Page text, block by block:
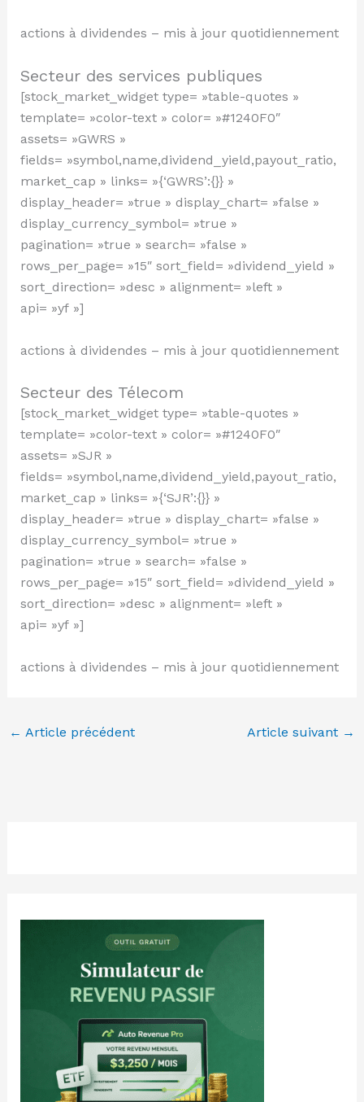
actions à dividendes – mis à jour quotidiennement
Secteur des services publiques
[stock_market_widget type= »table-quotes »
template= »color-text » color= »#1240F0″
assets= »GWRS »
fields= »symbol,name,dividend_yield,payout_ratio,
market_cap » links= »{‘GWRS’:{}} »
display_header= »true » display_chart= »false »
display_currency_symbol= »true »
pagination= »true » search= »false »
rows_per_page= »15″ sort_field= »dividend_yield »
sort_direction= »desc » alignment= »left »
api= »yf »]
actions à dividendes – mis à jour quotidiennement
Secteur des Télecom
[stock_market_widget type= »table-quotes »
template= »color-text » color= »#1240F0″
assets= »SJR »
fields= »symbol,name,dividend_yield,payout_ratio,
market_cap » links= »{‘SJR’:{}} »
display_header= »true » display_chart= »false »
display_currency_symbol= »true »
pagination= »true » search= »false »
rows_per_page= »15″ sort_field= »dividend_yield »
sort_direction= »desc » alignment= »left »
api= »yf »]
actions à dividendes – mis à jour quotidiennement
← Article précédent Article suivant →